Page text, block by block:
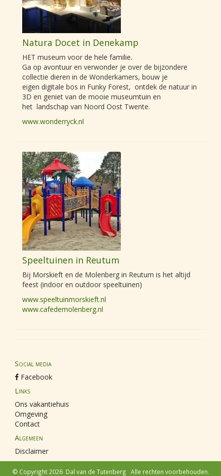
Natura Docet in Denekamp
HET museum voor de hele familie.
Ga op avontuur en verwonder je over de bijzondere
collectie dieren in de Wonderkamers, bouw je
eigen digitale bos in Funky Forest, ontdek de natuur in
3D en geniet van de mooie museumtuin en
het landschap van Noord Oost Twente.
www.wonderryck.nl
Speeltuinen in Reutum
Bij Morskieft en de Molenberg in Reutum is het altijd
feest (indoor en outdoor speeltuinen)
www.speeltuinmorskieft.nl
www.cafedemolenberg.nl
Social media
Facebook
Links
Ons vakantiehuis
Omgeving
Contact
Algemeen
Disclaimer
© Copyright 2026 Dal van de Tutenberg Alle rechten voorbehouden.